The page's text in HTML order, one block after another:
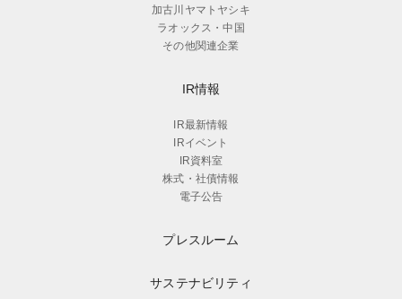
加古川ヤマトヤシキ
ラオックス・中国
その他関連企業
IR情報
IR最新情報
IRイベント
IR資料室
株式・社債情報
電子公告
プレスルーム
サステナビリティ